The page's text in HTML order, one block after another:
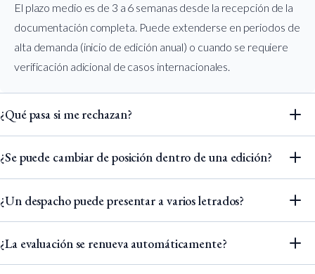
El plazo medio es de 3 a 6 semanas desde la recepción de la
documentación completa. Puede extenderse en periodos de
alta demanda (inicio de edición anual) o cuando se requiere
verificación adicional de casos internacionales.
¿Qué pasa si me rechazan?
¿Se puede cambiar de posición dentro de una edición?
¿Un despacho puede presentar a varios letrados?
¿La evaluación se renueva automáticamente?